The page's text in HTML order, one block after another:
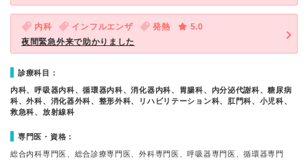
内科 インフルエンザ 発熱
5.0
夜間緊急外来で助かりました
診療科目：
内科、呼吸器内科、循環器内科、消化器内科、胃腸科、内分泌代謝科、糖尿病
科、外科、消化器外科、整形外科、リハビリテーション科、肛門科、小児科、
救急科、放射線科
専門医・資格：
総合内科専門医、総合診療専門医、外科専門医、呼吸器専門医、循環器専門